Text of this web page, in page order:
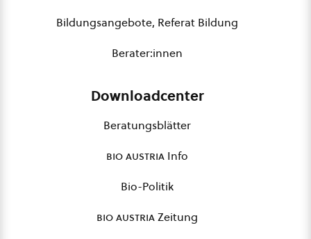
Bildungsangebote, Referat Bildung
Berater:innen
Downloadcenter
Beratungsblätter
bio austria Info
Bio-Politik
bio austriaZeitung